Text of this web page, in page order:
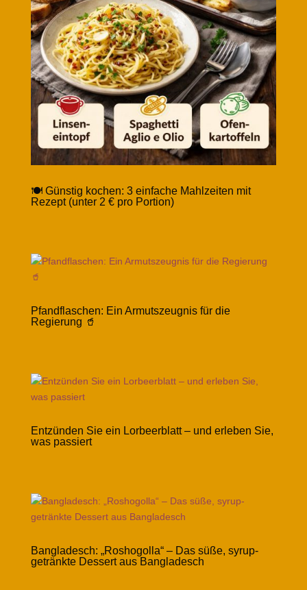
🍽️ Günstig kochen: 3 einfache Mahlzeiten mit
Rezept (unter 2 € pro Portion)
Pfandflaschen: Ein Armutszeugnis für die
Regierung 🥤
Entzünden Sie ein Lorbeerblatt – und erleben Sie,
was passiert
Bangladesch: „Roshogolla“ – Das süße, syrup-
getränkte Dessert aus Bangladesch